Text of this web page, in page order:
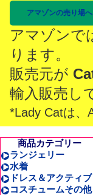
アマゾンの売り場へ
アマゾンで
ります。
販売元が
輸入販売し
*Lady Catは、
商品カテゴリー
ランジェリー
水着
ドレス＆アクティブ
コスチュームその他